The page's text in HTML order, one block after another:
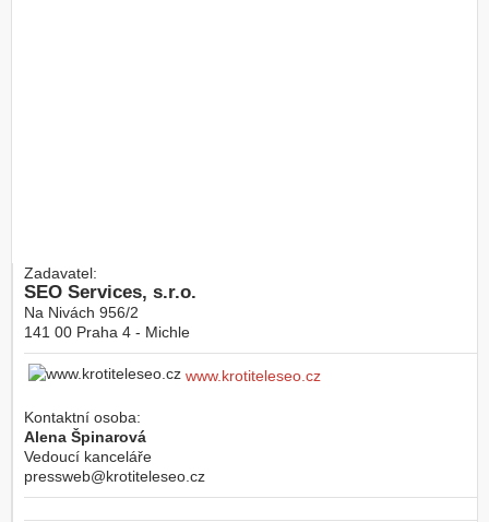
Zadavatel:
SEO Services, s.r.o.
Na Nivách 956/2
141 00 Praha 4 - Michle
www.krotiteleseo.cz
Kontaktní osoba:
Alena Špinarová
Vedoucí kanceláře
pressweb@krotiteleseo.cz